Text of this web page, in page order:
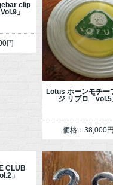
clip
」
円
Lotus ホーンモチー
ジ リプロ「
価格：38,000
CLUB
」